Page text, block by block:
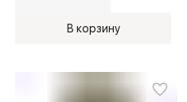
В корзину